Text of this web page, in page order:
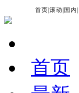
首页 |滚动 国内
首页